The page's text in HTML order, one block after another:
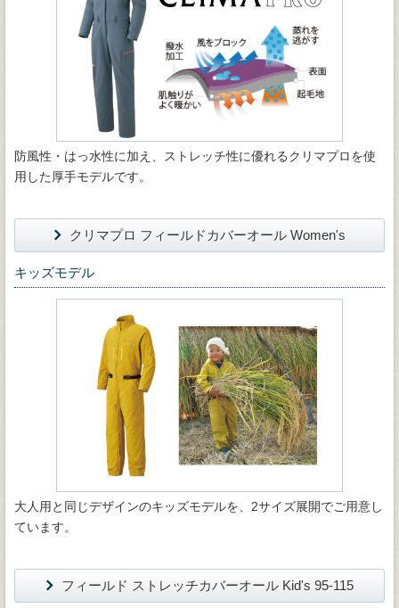
防風性・はっ水性に加え、ストレッチ性に優れるクリマプロを使
用した厚手モデルです。
クリマプロ フィールドカバーオール Women's
キッズモデル
大人用と同じデザインのキッズモデルを、2サイズ展開でご用意し
ています。
フィールド ストレッチカバーオール Kid's 95-115